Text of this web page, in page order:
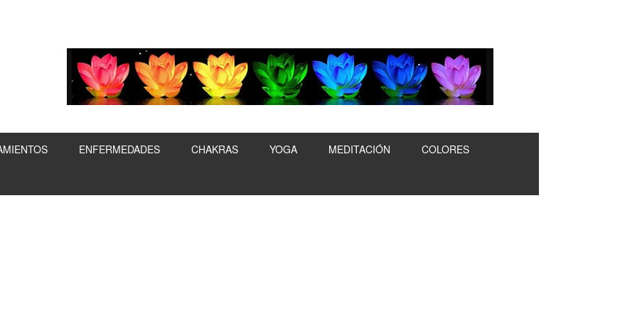
ENFERMEDADES CHAKRAS YOGA MEDITACIÓN COLORES